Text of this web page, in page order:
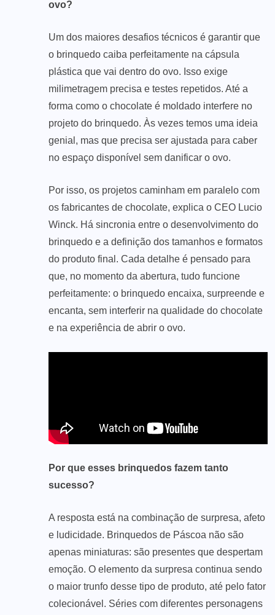
ovo?
Um dos maiores desafios técnicos é garantir que
o brinquedo caiba perfeitamente na cápsula
plástica que vai dentro do ovo. Isso exige
milimetragem precisa e testes repetidos. Até a
forma como o chocolate é moldado interfere no
projeto do brinquedo. Às vezes temos uma ideia
genial, mas que precisa ser ajustada para caber
no espaço disponível sem danificar o ovo.
Por isso, os projetos caminham em paralelo com
os fabricantes de chocolate, explica o CEO Lucio
Winck. Há sincronia entre o desenvolvimento do
brinquedo e a definição dos tamanhos e formatos
do produto final. Cada detalhe é pensado para
que, no momento da abertura, tudo funcione
perfeitamente: o brinquedo encaixa, surpreende e
encanta, sem interferir na qualidade do chocolate
e na experiência de abrir o ovo.
Por que esses brinquedos fazem tanto
sucesso?
A resposta está na combinação de surpresa, afeto
e ludicidade. Brinquedos de Páscoa não são
apenas miniaturas: são presentes que despertam
emoção. O elemento da surpresa continua sendo
o maior trunfo desse tipo de produto, até pelo fator
colecionável. Séries com diferentes personagens